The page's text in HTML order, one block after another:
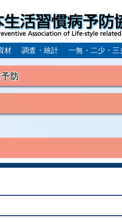
材 調査・統計 一無・二少・三
防
高脂血症）
ンドローム
動脈硬化
心
ム／サルコペニア／フレイル